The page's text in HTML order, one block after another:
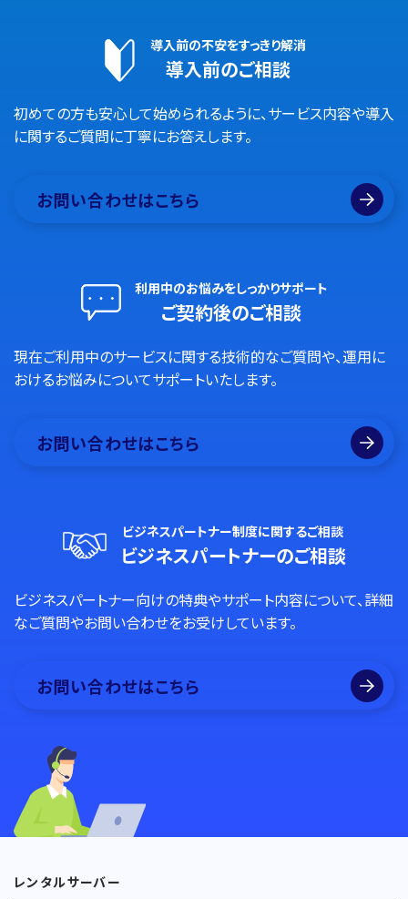
導入前の不安をすっきり解消
導入前のご相談
初めての方も安心して始められるように、サービス内容や導入
に関するご質問に丁寧にお答えします。
お問い合わせはこちら
利用中のお悩みをしっかりサポート
ご契約後のご相談
現在ご利用中のサービスに関する技術的なご質問や、運用に
おけるお悩みについてサポートいたします。
お問い合わせはこちら
ビジネスパートナー制度に関するご相談
ビジネスパートナーのご相談
ビジネスパートナー向けの特典やサポート内容について、詳細
なご質問やお問い合わせをお受けしています。
お問い合わせはこちら
レンタルサーバー